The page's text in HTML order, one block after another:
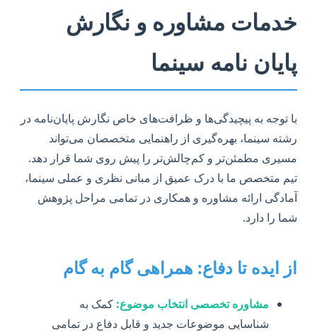
خدمات مشاوره و نگارش
پایان نامه سینما
با توجه به پیچیدگی‌ها و ظرافت‌های خاص نگارش پایان‌نامه در
رشته سینما، بهره‌گیری از راهنمایی متخصصان می‌تواند
مسیری مطمئن‌تر و کم‌چالش‌تر را پیش روی شما قرار دهد.
تیم متخصص ما با درک عمیق از مبانی نظری و عملی سینما،
آمادگی ارائه مشاوره و همکاری در تمامی مراحل پژوهش
شما را دارد.
از ایده تا دفاع: همراهی گام به گام
مشاوره تخصصی انتخاب موضوع: کمک به
شناسایی موضوعات جدید و قابل دفاع در تمامی